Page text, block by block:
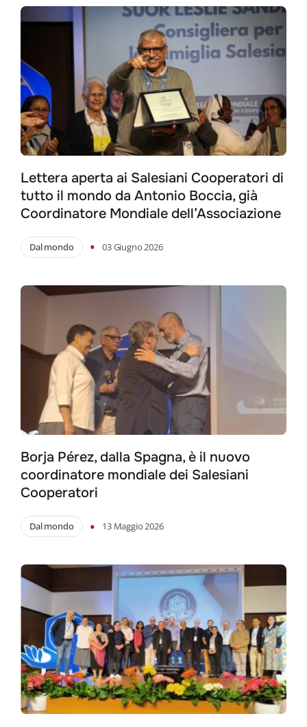
Lettera aperta ai Salesiani Cooperatori di
tutto il mondo da Antonio Boccia, già
Coordinatore Mondiale dell’Associazione
Dal mondo • 03 Giugno 2026
Borja Pérez, dalla Spagna, è il nuovo
coordinatore mondiale dei Salesiani
Cooperatori
Dal mondo • 13 Maggio 2026